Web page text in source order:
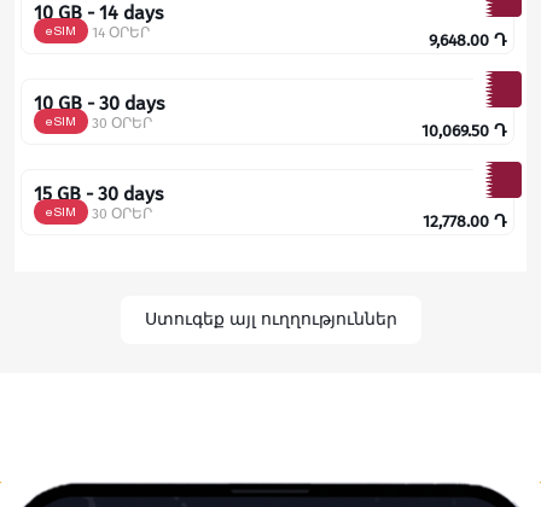
10 GB - 14 days
eSIM 14 ՕՐԵՐ 9,648.00 Դ
10 GB - 30 days
eSIM 30 ՕՐԵՐ 10,069.50 Դ
15 GB - 30 days
eSIM 30 ՕՐԵՐ 12,778.00 Դ
Ստուգեք այլ ուղղություններ